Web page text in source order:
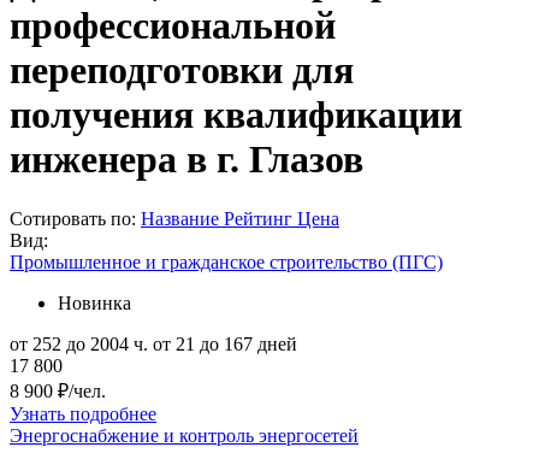
профессиональной
переподготовки для
получения квалификации
инженера в г. Глазов
Сотировать по: Название Рейтинг Цена
Вид:
Промышленное и гражданское строительство (ПГС)
Новинка
от 252 до 2004 ч. от 21 до 167 дней
17 800
8 900 ₽/чел.
Узнать подробнее
Энергоснабжение и контроль энергосетей